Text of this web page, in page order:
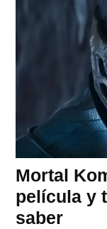
Mortal
película y
saber